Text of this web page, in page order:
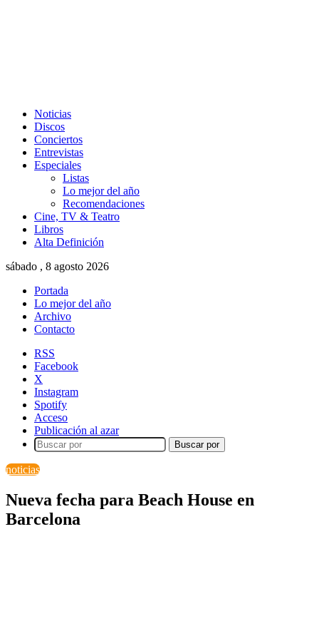
Noticias
Discos
Conciertos
Entrevistas
Especiales
Listas
Lo mejor del año
Recomendaciones
Cine, TV & Teatro
Libros
Alta Definición
sábado , 8 agosto 2026
Portada
Lo mejor del año
Archivo
Contacto
RSS
Facebook
X
Instagram
Spotify
Acceso
Publicación al azar
Buscar por
noticias
Nueva fecha para Beach House en
Barcelona